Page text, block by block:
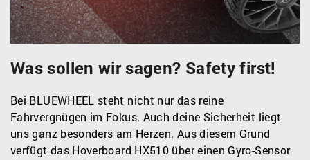
Was sollen wir sagen? Safety first!
Bei BLUEWHEEL steht nicht nur das reine
Fahrvergnügen im Fokus. Auch deine Sicherheit liegt
uns ganz besonders am Herzen. Aus diesem Grund
verfügt das Hoverboard HX510 über einen Gyro-Sensor